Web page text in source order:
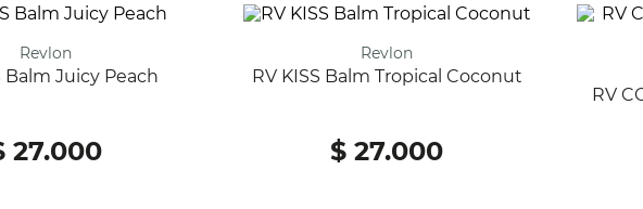
Revlon
Balm Juicy Peach
27.000
Revlon
RV KISS Balm Tropical Coconut
$ 27.000
RV COLORSTAY Corrector Light